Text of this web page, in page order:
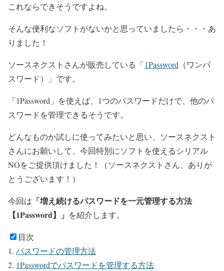
これならできそうですよね。
そんな便利なソフトがないかと思っていましたら・・・あ
りました！
ソースネクストさんが販売している「1Password （ワンパ
スワード）」です。
「1Password」を使えば、1つのパスワードだけで、他のパ
スワードを管理できるそうです。
どんなものか試しに使ってみたいと思い、ソースネクスト
さんにお願いして、今回特別にソフトを使えるシリアル
NOをご提供頂けました！（ソースネクストさん、ありが
とうございます！）
今回は 「増え続けるパスワードを一元管理する方法
【1Password】」 を紹介します。
目次
パスワードの管理方法
1Passwordでパスワードを管理する方法